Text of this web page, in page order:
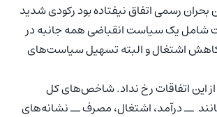
بحران رسمی اتفاق نیفتاده بود رکودی شدید
شامل یک سیاست انقباضی همه جانبه در
اشتغال و البته تسهیل سیاست‌های
از این اتفاقات رخ نداد. شاخص‌های کل
ــ درآمد، اشتغال، مصرف ــ نشانه‌های